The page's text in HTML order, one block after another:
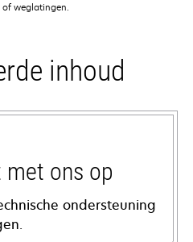
of weglatingen.
inhoud
ons op
ondersteuning